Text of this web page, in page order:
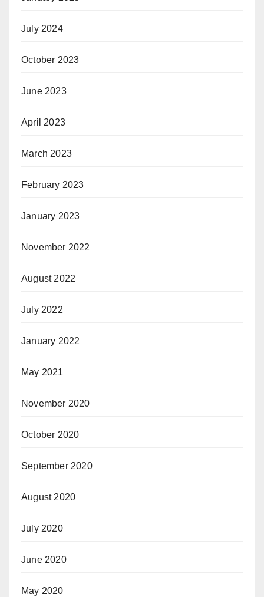
July 2024
October 2023
June 2023
April 2023
March 2023
February 2023
January 2023
November 2022
August 2022
July 2022
January 2022
May 2021
November 2020
October 2020
September 2020
August 2020
July 2020
June 2020
May 2020